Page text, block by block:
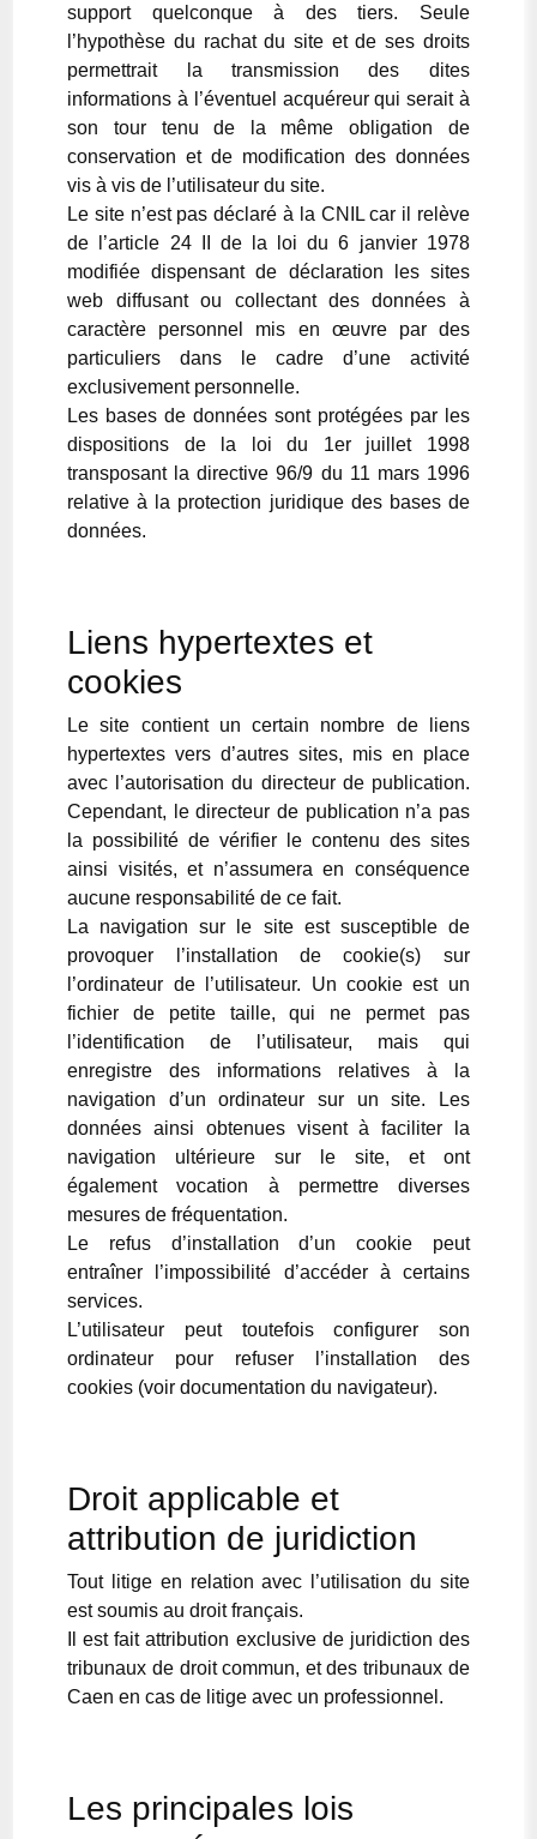
support quelconque à des tiers. Seule
l’hypothèse du rachat du site et de ses droits
permettrait la transmission des dites
informations à l’éventuel acquéreur qui serait à
son tour tenu de la même obligation de
conservation et de modification des données
vis à vis de l’utilisateur du site.
Le site n’est pas déclaré à la CNIL car il relève
de l’article 24 II de la loi du 6 janvier 1978
modifiée dispensant de déclaration les sites
web diffusant ou collectant des données à
caractère personnel mis en œuvre par des
particuliers dans le cadre d’une activité
exclusivement personnelle.
Les bases de données sont protégées par les
dispositions de la loi du 1er juillet 1998
transposant la directive 96/9 du 11 mars 1996
relative à la protection juridique des bases de
données.
Liens hypertextes et
cookies
Le site contient un certain nombre de liens
hypertextes vers d’autres sites, mis en place
avec l’autorisation du directeur de publication.
Cependant, le directeur de publication n’a pas
la possibilité de vérifier le contenu des sites
ainsi visités, et n’assumera en conséquence
aucune responsabilité de ce fait.
La navigation sur le site est susceptible de
provoquer l’installation de cookie(s) sur
l’ordinateur de l’utilisateur. Un cookie est un
fichier de petite taille, qui ne permet pas
l’identification de l’utilisateur, mais qui
enregistre des informations relatives à la
navigation d’un ordinateur sur un site. Les
données ainsi obtenues visent à faciliter la
navigation ultérieure sur le site, et ont
également vocation à permettre diverses
mesures de fréquentation.
Le refus d’installation d’un cookie peut
entraîner l’impossibilité d’accéder à certains
services.
L’utilisateur peut toutefois configurer son
ordinateur pour refuser l’installation des
cookies (voir documentation du navigateur).
Droit applicable et
attribution de juridiction
Tout litige en relation avec l’utilisation du site
est soumis au droit français.
Il est fait attribution exclusive de juridiction des
tribunaux de droit commun, et des tribunaux de
Caen en cas de litige avec un professionnel.
Les principales lois